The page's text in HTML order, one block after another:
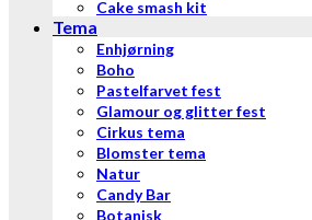
Cake smash kit
Tema
Enhjørning
Boho
Pastelfarvet fest
Glamour og glitter fest
Cirkus tema
Blomster tema
Natur
Candy Bar
Botanisk